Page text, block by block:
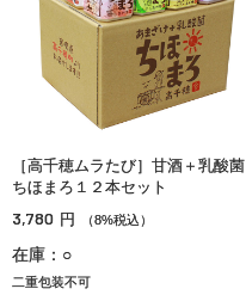
［高千穂ムラたび］甘酒＋乳酸菌
ちほまろ１２本セット
3,780 円 （8%税込）
在庫：○
二重包装不可